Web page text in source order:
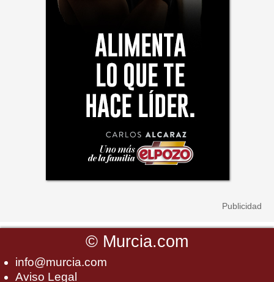
© Murcia.com
info@murcia.com
Aviso Legal